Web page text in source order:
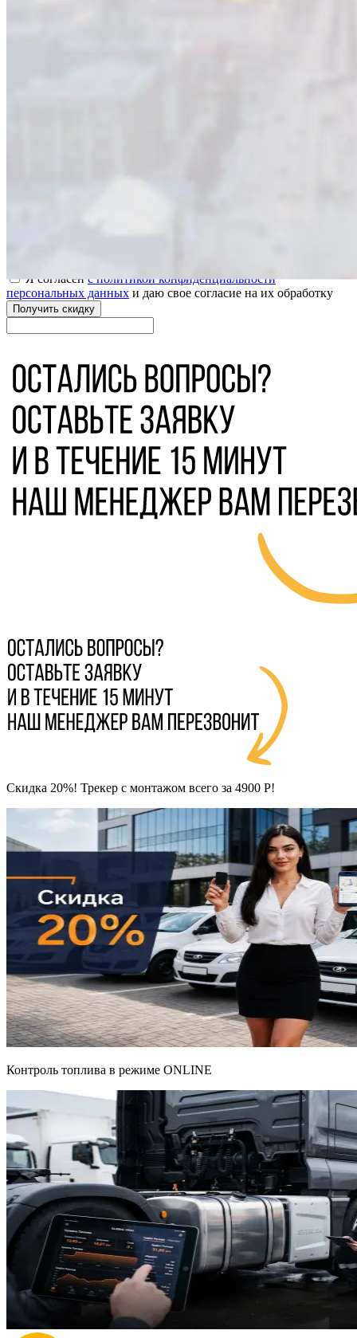
Оставьте заявку и мы вам перезвоним
Я согласенс политикой конфиденциальности
персональных данных и даю свое согласие на их обработку
Получить скидку
Скидка 20%! Трекер с монтажом всего за 4900 Р!
Контроль топлива в режиме ONLINE